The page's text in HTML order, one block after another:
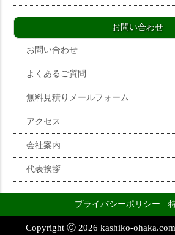
お問い合わせ
お問い合わせ
よくあるご質問
無料見積りメールフォーム
アクセス
会社案内
代表挨拶
プライバシーポリシー
Copyright Ⓒ 2026 kashiko-